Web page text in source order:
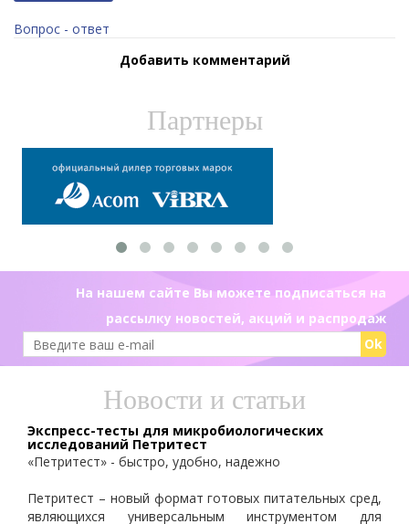
Вопрос - ответ
Добавить комментарий
Партнеры
На нашем сайте Вы можете подписаться на
рассылку новостей, акций и распродаж
Ok
Новости и статьи
Экспресс-тесты для микробиологических
исследований Петритест
«Петритест» - быстро, удобно, надежно
Петритест – новый формат готовых питательных сред,
являющихся универсальным инструментом для